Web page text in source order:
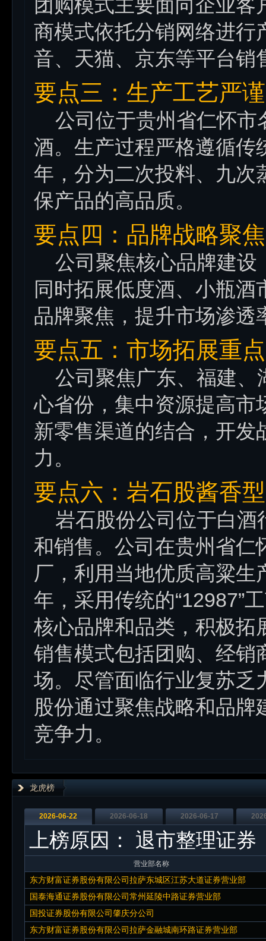
团购模式主要面向企业
商模式依托分销网络进行
音、天猫、京东等平台销
要点三：生产工艺严谨
公司位于贵州省仁怀市
酒。生产过程严格遵循传
年，分为二次投料、九次
保产品的高品质。
要点四：品牌战略聚焦
公司聚焦核心品牌建设
同时拓展低度酒、小瓶
品牌聚焦，提升市场渗透
要点五：市场拓展重点
公司聚焦广东、福建、
心省份，集中资源提高市
新零售渠道的结合，开
力。
要点六：岩石股酱香
岩石股份公司位于白酒
和销售。公司在贵州省仁
厂，利用当地优质高粱
年，采用传统的“12987”
核心品牌和品类，积极拓
销售模式包括团购、经销
场。尽管面临行业复苏乏
股份通过聚焦战略和品
竞争力。
龙虎榜
2026-06-22 2026-06-18 2026-06-17
上榜原因： 退市整理证券
营业部名称
东方财富证券股份有限公司拉萨东城区江苏大道证券营业部
国泰海通证券股份有限公司常州延陵中路证券营业部
国投证券股份有限公司肇庆分公司
东方财富证券股份有限公司拉萨金融城南环路证券营业部